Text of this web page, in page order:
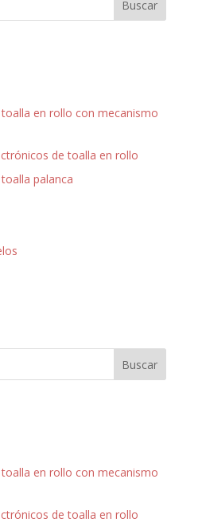
en rollo con mecanismo
de toalla en rollo
palanca
en rollo con mecanismo
de toalla en rollo